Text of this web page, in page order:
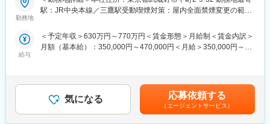
いポジションです。
・IFRS対応、国際税務など、国内では得にくい経験を積める
・海外出向で管理部門責任者を目指せるキャリアパスもあります
■業務概要：
外の関係者と連携し、グループ全体の経理基盤を支える役割で
す。将来的には海外出張や海外駐在の可能性もあり、国際経理や
・海外子会社の会計指導または応援（数週間または数カ月の出張
を伴う場合があります。）
・買収した会社のPMI業務（不定期で、規模により数日～数カ月
勤務地
駅：JR中央本線／三鷹駅受動喫煙対策：屋内全面禁煙変更の範
む）
給与
＜予定年収＞630万円～770万円＜賃金形態＞月給制＜賃金内訳＞
月額（基本給）：350,000円～470,000円＜月給＞350,000円～
金額であり、選考を通じて上下する可能性があります。月給(月額)
は固定手当を含めた表記です。
気になる 応募依頼する
（エージェントサービス）